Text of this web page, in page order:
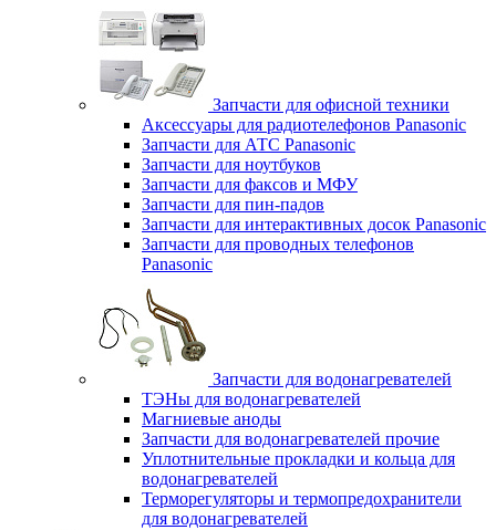
Запчасти для офисной техники
Аксессуары для радиотелефонов Panasonic
Запчасти для АТС Panasonic
Запчасти для ноутбуков
Запчасти для факсов и МФУ
Запчасти для пин-падов
Запчасти для интерактивных досок Panasonic
Запчасти для проводных телефонов
Panasonic
Запчасти для водонагревателей
ТЭНы для водонагревателей
Магниевые аноды
Запчасти для водонагревателей прочие
Уплотнительные прокладки и кольца для
водонагревателей
Терморегуляторы и термопредохранители
для водонагревателей